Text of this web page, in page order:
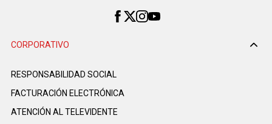
CORPORATIVO
RESPONSABILIDAD SOCIAL
FACTURACIÓN ELECTRÓNICA
ATENCIÓN AL TELEVIDENTE